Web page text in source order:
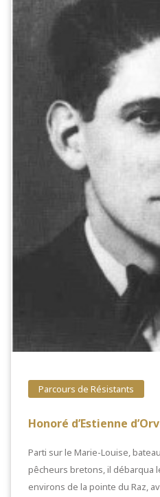
Parcours de Résistants
Honoré d’Estienne
Parti sur le Marie-Louise,
pêcheurs bretons, il débarqua
environs de la pointe du Raz,